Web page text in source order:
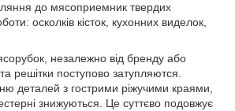
до мясоприемник твердих
осколків кісток, кухонних виделок,
незалежно від бренду або
решітки поступово затупляются.
деталей з гострими ріжучими краями,
знижуються. Це суттєво подовжує